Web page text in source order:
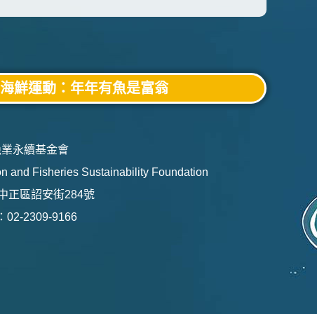
鮮運動：年年有魚是富翁
永續基金會
and Fisheries Sustainability Foundation
正區詔安街284號
02-2309-9166